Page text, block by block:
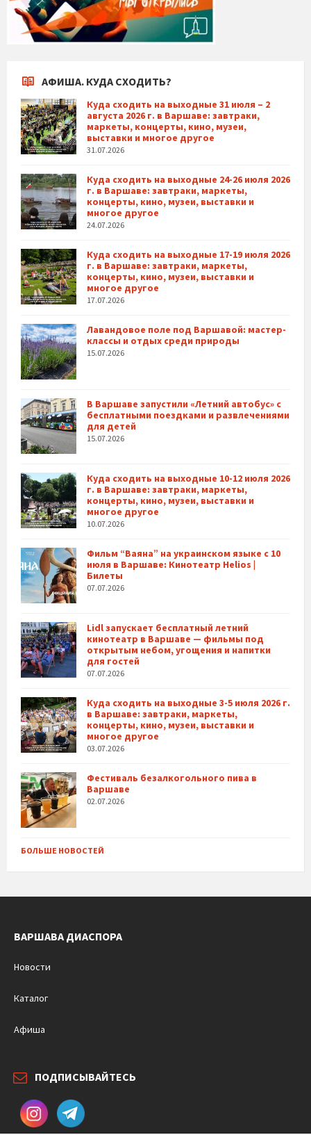
АФИША. КУДА СХОДИТЬ?
Куда сходить на выходные 31 июля – 2
августа 2026 г. в Варшаве: завтраки,
маркеты, концерты, кино, музеи,
выставки и многое другое
31.07.2026
Куда сходить на выходные 24-26 июля 2026
г. в Варшаве: завтраки, маркеты,
концерты, кино, музеи, выставки и
многое другое
24.07.2026
Куда сходить на выходные 17-19 июля 2026
г. в Варшаве: завтраки, маркеты,
концерты, кино, музеи, выставки и
многое другое
17.07.2026
Лавандовое поле под Варшавой: мастер-
классы и отдых среди природы
15.07.2026
В Варшаве запустили «Летний автобус» с
бесплатными поездками и развлечениями
для детей
15.07.2026
Куда сходить на выходные 10-12 июля 2026
г. в Варшаве: завтраки, маркеты,
концерты, кино, музеи, выставки и
многое другое
10.07.2026
Фильм “Ваяна” на украинском языке с 10
июля в Варшаве: Кинотеатр Helios |
Билеты
07.07.2026
Lidl запускает бесплатный летний
кинотеатр в Варшаве — фильмы под
открытым небом, угощения и напитки
для гостей
07.07.2026
Куда сходить на выходные 3-5 июля 2026 г.
в Варшаве: завтраки, маркеты,
концерты, кино, музеи, выставки и
многое другое
03.07.2026
Фестиваль безалкогольного пива в
Варшаве
02.07.2026
БОЛЬШЕ НОВОСТЕЙ
ВАРШАВА ДИАСПОРА
Новости
Каталог
Афиша
ПОДПИСЫВАЙТЕСЬ